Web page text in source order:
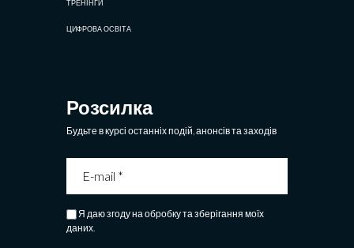
ТРЕНІНГИ
ЦИФРОВА ОСВІТА
Розсилка
Будьте в курсі останніх подій, анонсів та заходів
Я даю згоду на обробку та зберігання моїх
даних.